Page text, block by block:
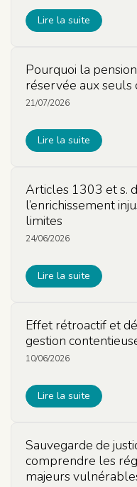
Lire la suite
Pourquoi la
réservée aux seuls
21/07/2026
Lire la suite
Articles 1303 et s.
l’enrichissement
limites
24/06/2026
Lire la suite
Effet rétroactif et
gestion
10/06/2026
Lire la suite
Sauvegarde de
comprendre les
majeurs